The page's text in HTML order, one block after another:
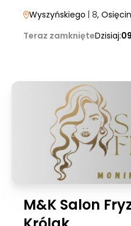
Wyszyńskiego | 8,
Teraz zamknięteDzisiaj:
M&K Salon